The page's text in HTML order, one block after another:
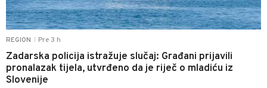
REGION Pre 3 h
Zadarska policija istražuje slučaj: Građani prijavili
pronalazak tijela, utvrđeno da je riječ o mladiću iz
Slovenije